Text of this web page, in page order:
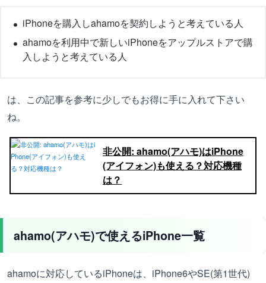
iPhoneを購入しahamoを契約しようと考えている人
ahamoを利用中で新しいiPhoneをアップルストアで購
入しようと考えている人
は、この記事を参考に少しでもお得に手に入れて下さい
ね。
非公開: ahamo(アハモ)はiPhone
(アイフォン)も使える？対応機種
は？
ahamo(アハモ)で使えるiPhone一覧
ahamoに対応しているiPhoneは、iPhone6やSE(第1世代)